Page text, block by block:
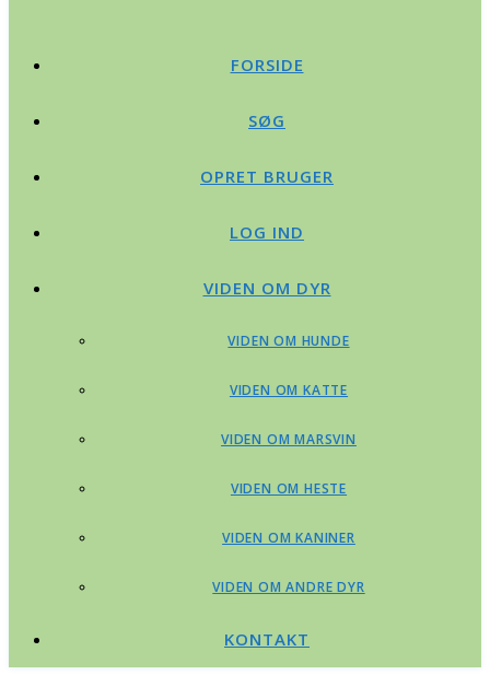
FORSIDE
SØG
OPRET BRUGER
LOG IND
VIDEN OM DYR
VIDEN OM HUNDE
VIDEN OM KATTE
VIDEN OM MARSVIN
VIDEN OM HESTE
VIDEN OM KANINER
VIDEN OM ANDRE DYR
KONTAKT